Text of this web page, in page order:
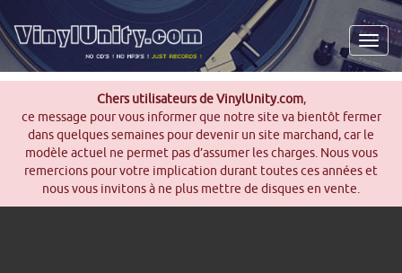
Chers utilisateurs de VinylUnity.com,
ce message pour vous informer que notre site va bientôt fermer
dans quelques semaines pour devenir un site marchand, car le
modèle actuel ne permet pas d’assumer les charges. Nous vous
remercions pour votre implication durant toutes ces années et
nous vous invitons à ne plus mettre de disques en vente.